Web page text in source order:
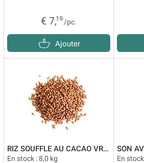
€ 7,19 /pc.
Ajouter
RIZ SOUFFLE AU CACAO VRAC
En stock : 8,0 kg
SON
En